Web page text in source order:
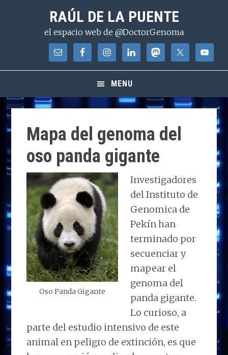
contenido
RAÚL DE LA PUENTE
el espacio web de @DoctorGenoma
MENU
Mapa del genoma del
oso panda gigante
Oso Panda Gigante
Investigadores
del Instituto de
Genomica de
Pekín han
terminado por
secuenciar y
mapear el
genoma del
panda gigante.
Lo curioso, a
parte del estudio intensivo de este
animal en peligro de extinción, es que